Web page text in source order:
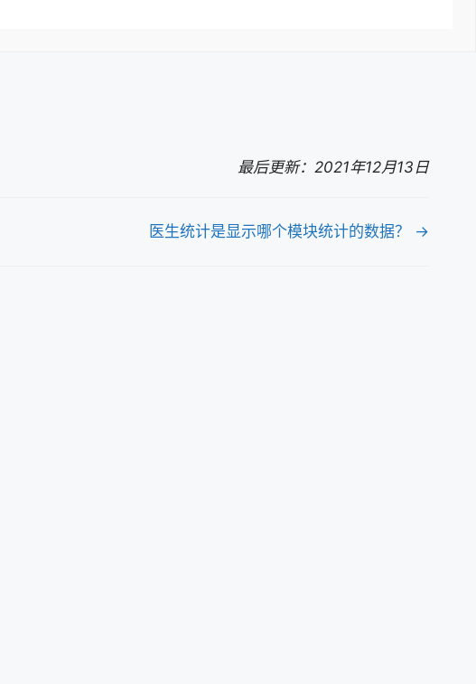
最后更新：2021年12月13日
医生统计是显示哪个模块统计的数据？ →